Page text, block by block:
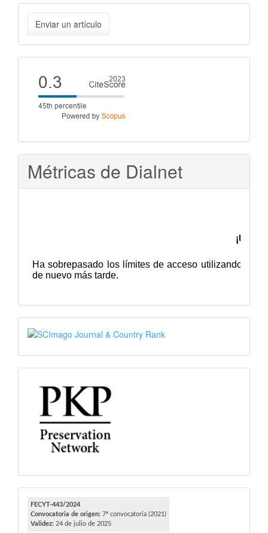
Enviar
un
artículo
Enviar un artículo
Cite
score
Métricas de Dialnet
SJR
PKP
FECYT